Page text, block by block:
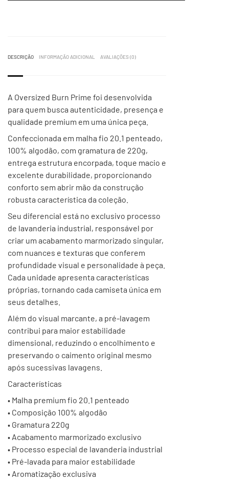
DESCRIÇÃO INFORMAÇÃO ADICIONAL AVALIAÇÕES (0)
A Oversized Burn Prime foi desenvolvida
para quem busca autenticidade, presença e
qualidade premium em uma única peça.
Confeccionada em malha fio 20.1 penteado,
100% algodão, com gramatura de 220g,
entrega estrutura encorpada, toque macio e
excelente durabilidade, proporcionando
conforto sem abrir mão da construção
robusta característica da coleção.
Seu diferencial está no exclusivo processo
de lavanderia industrial, responsável por
criar um acabamento marmorizado singular,
com nuances e texturas que conferem
profundidade visual e personalidade à peça.
Cada unidade apresenta características
próprias, tornando cada camiseta única em
seus detalhes.
Além do visual marcante, a pré-lavagem
contribui para maior estabilidade
dimensional, reduzindo o encolhimento e
preservando o caimento original mesmo
após sucessivas lavagens.
Características
• Malha premium fio 20.1 penteado
• Composição 100% algodão
• Gramatura 220g
• Acabamento marmorizado exclusivo
• Processo especial de lavanderia industrial
• Pré-lavada para maior estabilidade
• Aromatização exclusiva